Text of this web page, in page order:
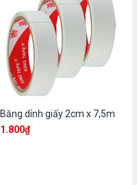
Băng dính giấy 2cm x 7,5m
1.800₫